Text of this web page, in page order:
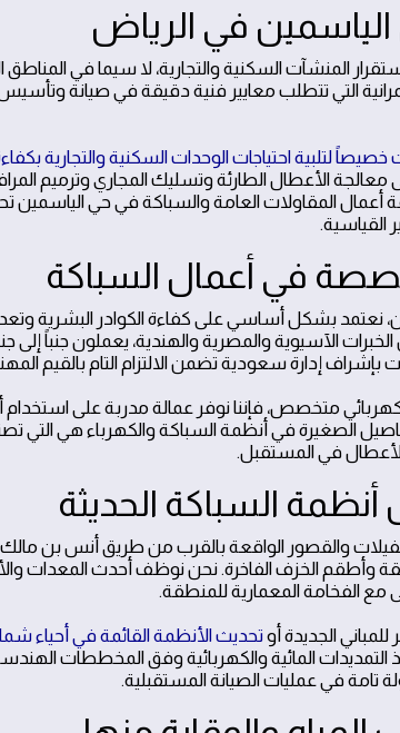
المنشآت السكنية والتجارية، لا سيما في
التي تتطلب معايير فنية دقيقة في صيانة
لتلبية احتياجات الوحدات السكنية والتجارية
الأعطال الطارئة وتسليك المجاري وترميم
أعمال المقاولات العامة والسباكة في حي
القياسية.
بشكل أساسي على كفاءة الكوادر البشرية وتعدد
الآسيوية والمصرية والهندية، يعملون جنباً
متخصص، فإننا نوفر عمالة مدربة على استخدام
الصغيرة في أنظمة السباكة والكهرباء هي التي
في المستقبل.
والقصور الواقعة بالقرب من طريق أنس بن
وأطقم الخزف الفاخرة. نحن نوظف أحدث المعدات
مع الفخامة المعمارية للمنطقة.
الجديدة أوتحديث الأنظمة القائمة في أحياء
المائية والكهربائية وفق المخططات
تامة في عمليات الصيانة المستقبلية.